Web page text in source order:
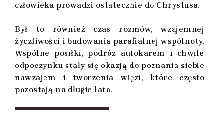
człowieka prowadzi ostatecznie do Chrystusa.
Był to również czas rozmów, wzajemnej
życzliwości i budowania parafialnej wspólnoty.
Wspólne posiłki, podróż autokarem i chwile
odpoczynku stały się okazją do poznania siebie
nawzajem i tworzenia więzi, które często
pozostają na długie lata.